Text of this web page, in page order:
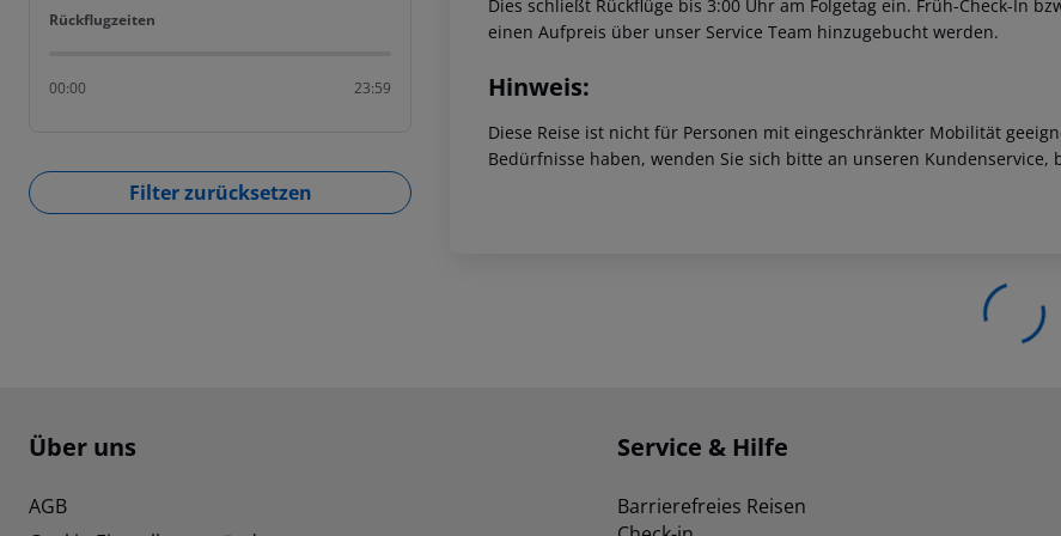
Rückflugzeiten
Rückflugzeiten
00:00 23:59
Filter zurücksetzen
Dies schließt Rückflüge bis 3:00 Uhr am Folgetag ein. Früh-Check-In
einen Aufpreis über unser Service Team hinzugebucht werden.
Hinweis:
Diese Reise ist nicht für Personen mit eingeschränkter Mobilität
Bedürfnisse haben, wenden Sie sich bitte an unseren Kundenservice,
Footer navigation
Über uns
AGB
Service & Hilfe
Barrierefreies Reisen